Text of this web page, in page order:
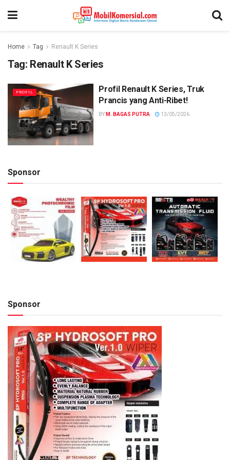
Home Tag Renault K Series
Tag: Renault K Series
PROFIL
Profil Renault K Series, Truk
Prancis yang Anti-Ribet!
BY M. BAGAS PUTRA 13/05/2026
Sponsor
Sponsor